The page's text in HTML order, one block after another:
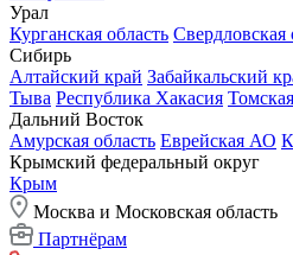
Урал
Курганская область Свердловская
Сибирь
Алтайский край Забайкальский
Тыва Республика Хакасия
Дальний Восток
Амурская область Еврейская АО
Крымский федеральный округ
Крым
Москва и Московская область
Партнёрам